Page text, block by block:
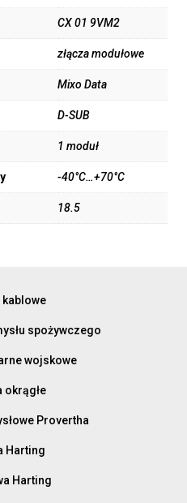
CX 01 9VM2
złącza modułowe
Mixo Data
D-SUB
1 moduł
-40°C…+70°C
18.5
kablowe
spożywczego
wojskowe
okrągłe
Provertha
Harting
Harting